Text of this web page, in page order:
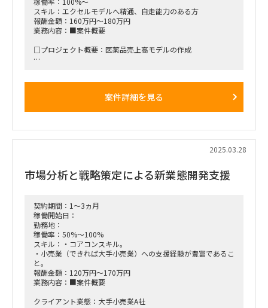
スキル：エクセルモデルへ精通、自走能力のある方
報酬金額：160万円～180万円
業務内容：■案件概要
□プロジェクト概要：医薬品売上高モデルの作成
■稼働開始日：5月中旬または下旬 ～ 4週間後
■働き方/勤務場所：100%リモート（クライアント会議は参
会議が設定される可能性大）
案件詳細を見る
2025.03.28
市場分析と戦略策定による新業態開発支援
契約期間：1～3ヵ月
稼働開始日：
勤務地：
稼働率：50%～100%
スキル：・コアコンスキル。
・小売業（できれば大手小売業）への支援経験が豊富であるこ
と。
報酬金額：120万円～170万円
業務内容：■案件概要
クライアント業態：大手小売業A社